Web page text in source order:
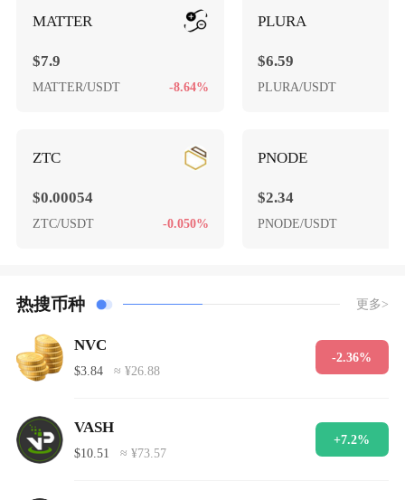
MATTER
$7.9
MATTER/USDT -8.64%
ZTC
$0.00054
ZTC/USDT -0.050%
PLURA
$6.59
PLURA/USDT
PNODE
$2.34
PNODE/USDT
热搜币种 更多>
NVC
$3.84 ≈ ¥26.88
-2.36%
VASH
$10.51 ≈ ¥73.57
+7.2%